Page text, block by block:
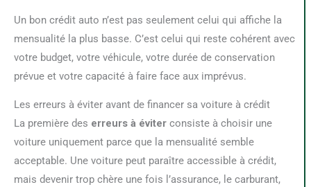
Un bon crédit auto n’est pas seulement celui qui affiche la
mensualité la plus basse. C’est celui qui reste cohérent avec
votre budget, votre véhicule, votre durée de conservation
prévue et votre capacité à faire face aux imprévus.
Les erreurs à éviter avant de financer sa voiture à crédit
La première des erreurs à éviter consiste à choisir une
voiture uniquement parce que la mensualité semble
acceptable. Une voiture peut paraître accessible à crédit,
mais devenir trop chère une fois l’assurance, le carburant,